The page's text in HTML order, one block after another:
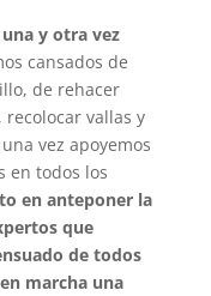
y otra vez
cansados de
de rehacer
vallas y
vez apoyemos
en todos los
en anteponer la
que
de todos
marcha una